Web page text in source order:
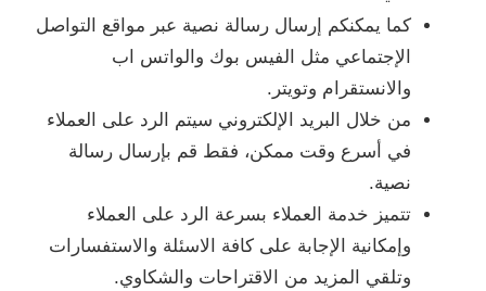
كما يمكنكم إرسال رسالة نصية عبر مواقع التواصل
الإجتماعي مثل الفيس بوك والواتس اب
والانستقرام وتويتر.
من خلال البريد الإلكتروني سيتم الرد على العملاء
في أسرع وقت ممكن، فقط قم بإرسال رسالة
نصية.
تتميز خدمة العملاء بسرعة الرد على العملاء
وإمكانية الإجابة على كافة الاسئلة والاستفسارات
وتلقي المزيد من الاقتراحات والشكاوي.